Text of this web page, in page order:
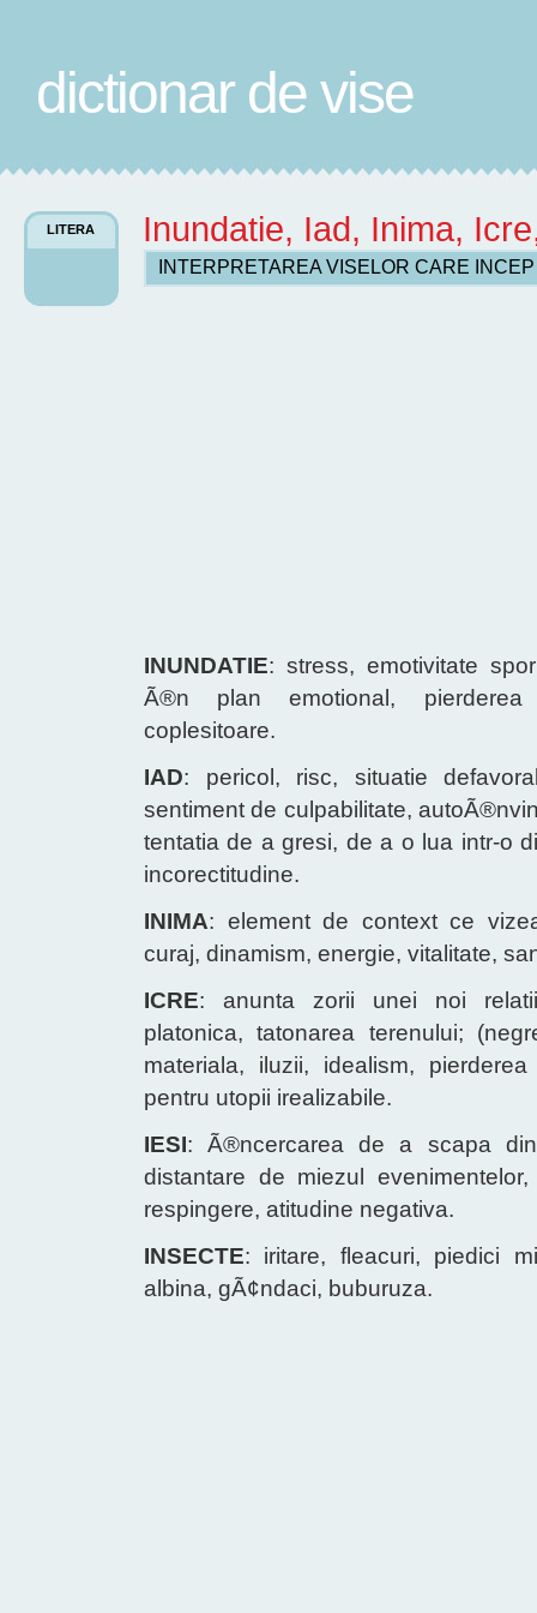
dictionar de vise
LITERA Inundatie, Iad, Inima,
INTERPRETAREA VISELOR CARE
INUNDATIE: stress, emotivitate
Ã®n plan emotional, pierderea
coplesitoare.
IAD: pericol, risc, situatie
sentiment de culpabilitate,
tentatia de a gresi, de a o lua intr-o
incorectitudine.
INIMA: element de context ce
curaj, dinamism, energie, vitalitate,
ICRE: anunta zorii unei noi relatii
platonica, tatonarea terenului;
materiala, iluzii, idealism,
pentru utopii irealizabile.
IESI: Ã®ncercarea de a scapa
distantare de miezul
respingere, atitudine negativa.
INSECTE: iritare, fleacuri, piedici
albina, gÃ¢ndaci, buburuza.